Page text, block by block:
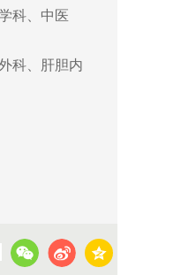
科、中医
科、肝胆内